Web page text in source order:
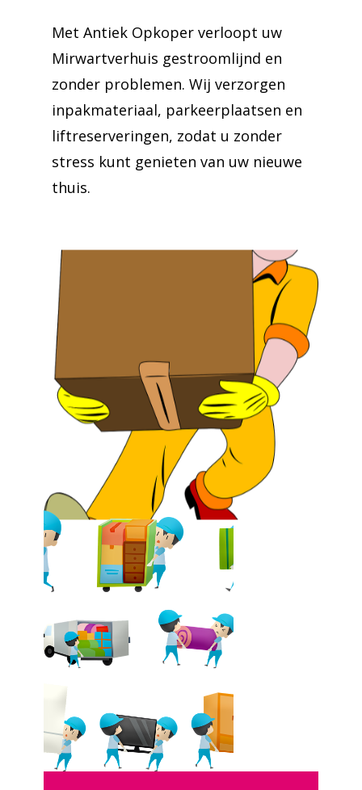
Met Antiek Opkoper verloopt uw
Mirwartverhuis gestroomlijnd en
zonder problemen. Wij verzorgen
inpakmateriaal, parkeerplaatsen en
liftreserveringen, zodat u zonder
stress kunt genieten van uw nieuwe
thuis.